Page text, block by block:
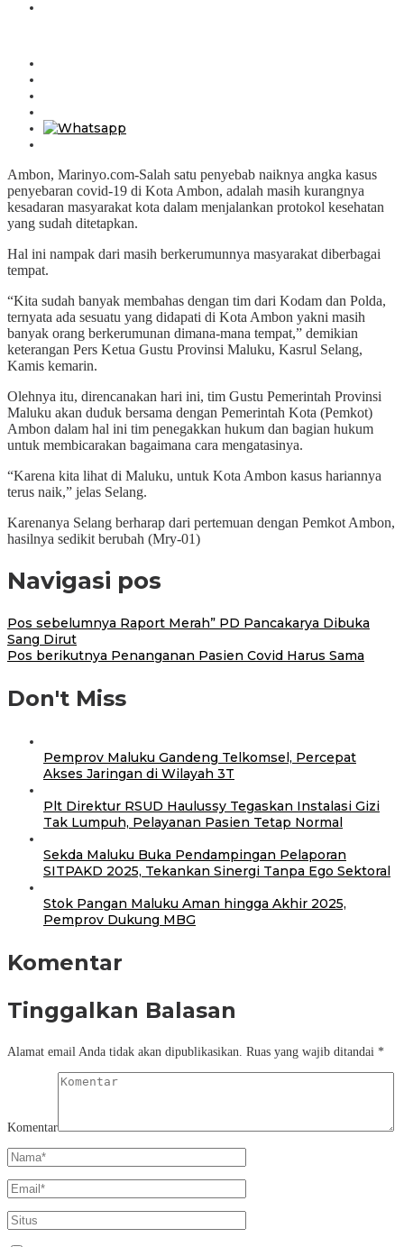
Ambon, Marinyo.com-Salah satu penyebab naiknya angka kasus
penyebaran covid-19 di Kota Ambon, adalah masih kurangnya
kesadaran masyarakat kota dalam menjalankan protokol kesehatan
yang sudah ditetapkan.
Hal ini nampak dari masih berkerumunnya masyarakat diberbagai
tempat.
“Kita sudah banyak membahas dengan tim dari Kodam dan Polda,
ternyata ada sesuatu yang didapati di Kota Ambon yakni masih
banyak orang berkerumunan dimana-mana tempat,” demikian
keterangan Pers Ketua Gustu Provinsi Maluku, Kasrul Selang,
Kamis kemarin.
Olehnya itu, direncanakan hari ini, tim Gustu Pemerintah Provinsi
Maluku akan duduk bersama dengan Pemerintah Kota (Pemkot)
Ambon dalam hal ini tim penegakkan hukum dan bagian hukum
untuk membicarakan bagaimana cara mengatasinya.
“Karena kita lihat di Maluku, untuk Kota Ambon kasus hariannya
terus naik,” jelas Selang.
Karenanya Selang berharap dari pertemuan dengan Pemkot Ambon,
hasilnya sedikit berubah (Mry-01)
Navigasi pos
Pos sebelumnya Raport Merah” PD Pancakarya Dibuka
Sang Dirut
Pos berikutnya Penanganan Pasien Covid Harus Sama
Don't Miss
Pemprov Maluku Gandeng Telkomsel, Percepat
Akses Jaringan di Wilayah 3T
Plt Direktur RSUD Haulussy Tegaskan Instalasi Gizi
Tak Lumpuh, Pelayanan Pasien Tetap Normal
Sekda Maluku Buka Pendampingan Pelaporan
SITPAKD 2025, Tekankan Sinergi Tanpa Ego Sektoral
Stok Pangan Maluku Aman hingga Akhir 2025,
Pemprov Dukung MBG
Komentar
Tinggalkan Balasan
Alamat email Anda tidak akan dipublikasikan. Ruas yang wajib ditandai *
Komentar